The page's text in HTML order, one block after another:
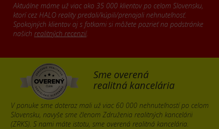
Aktuálne máme už viac ako 35 000 klientov po celom Slovensku,
ktorí cez HALO reality predali/kúpili/prenajali nehnuteľnosť.
Spokojných klientov aj s fotkami si môžete pozrieť na podstránke
našich realitných recenzií.
Sme overená
realitná kancelária
V ponuke sme doteraz mali už viac 60 000 nehnuteľností po celom
Slovensku, navyše sme členom Združenia realitných kancelárii
(ZRKS). S nami máte istotu, sme overená realitná kancelária.